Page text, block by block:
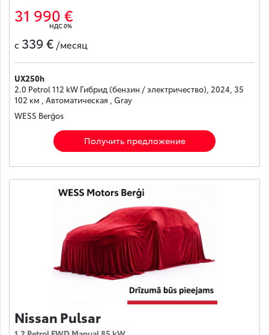
31 990 €
НДС 0%
с 339 € /месяц
UX250h
2.0 Petrol 112 kW Гибрид (бензин / электричество), 2024, 35
102 км , Автоматическая , Gray
WESS Berģos
Получить предложение
Nissan Pulsar